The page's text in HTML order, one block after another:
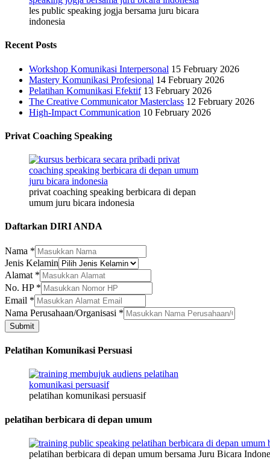
les public speaking jogja bersama juru bicara
indonesia
Recent Posts
Workshop Komunikasi Interpersonal 15 February 2026
Mastery Komunikasi Profesional 14 February 2026
Pelatihan Komunikasi Efektif 13 February 2026
The Creative Communicator Masterclass 12 February 2026
High-Impact Communication 10 February 2026
Privat Coaching Speaking
privat coaching speaking berbicara di depan
umum juru bicara indonesia
Daftarkan DIRI ANDA
Email
Alamat
No.
Nama *
Jenis Kelamin
Alamat *
No. HP *
Email *
Nama Perusahaan/Organisasi *
Submit
Pelatihan Komunikasi Persuasi
pelatihan komunikasi persuasif
pelatihan berbicara di depan umum
pelatihan berbicara di depan umum bersama Juru Bicara